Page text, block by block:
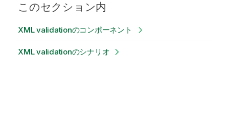
このセクション内
XML validationのコンポーネント
XML validationのシナリオ